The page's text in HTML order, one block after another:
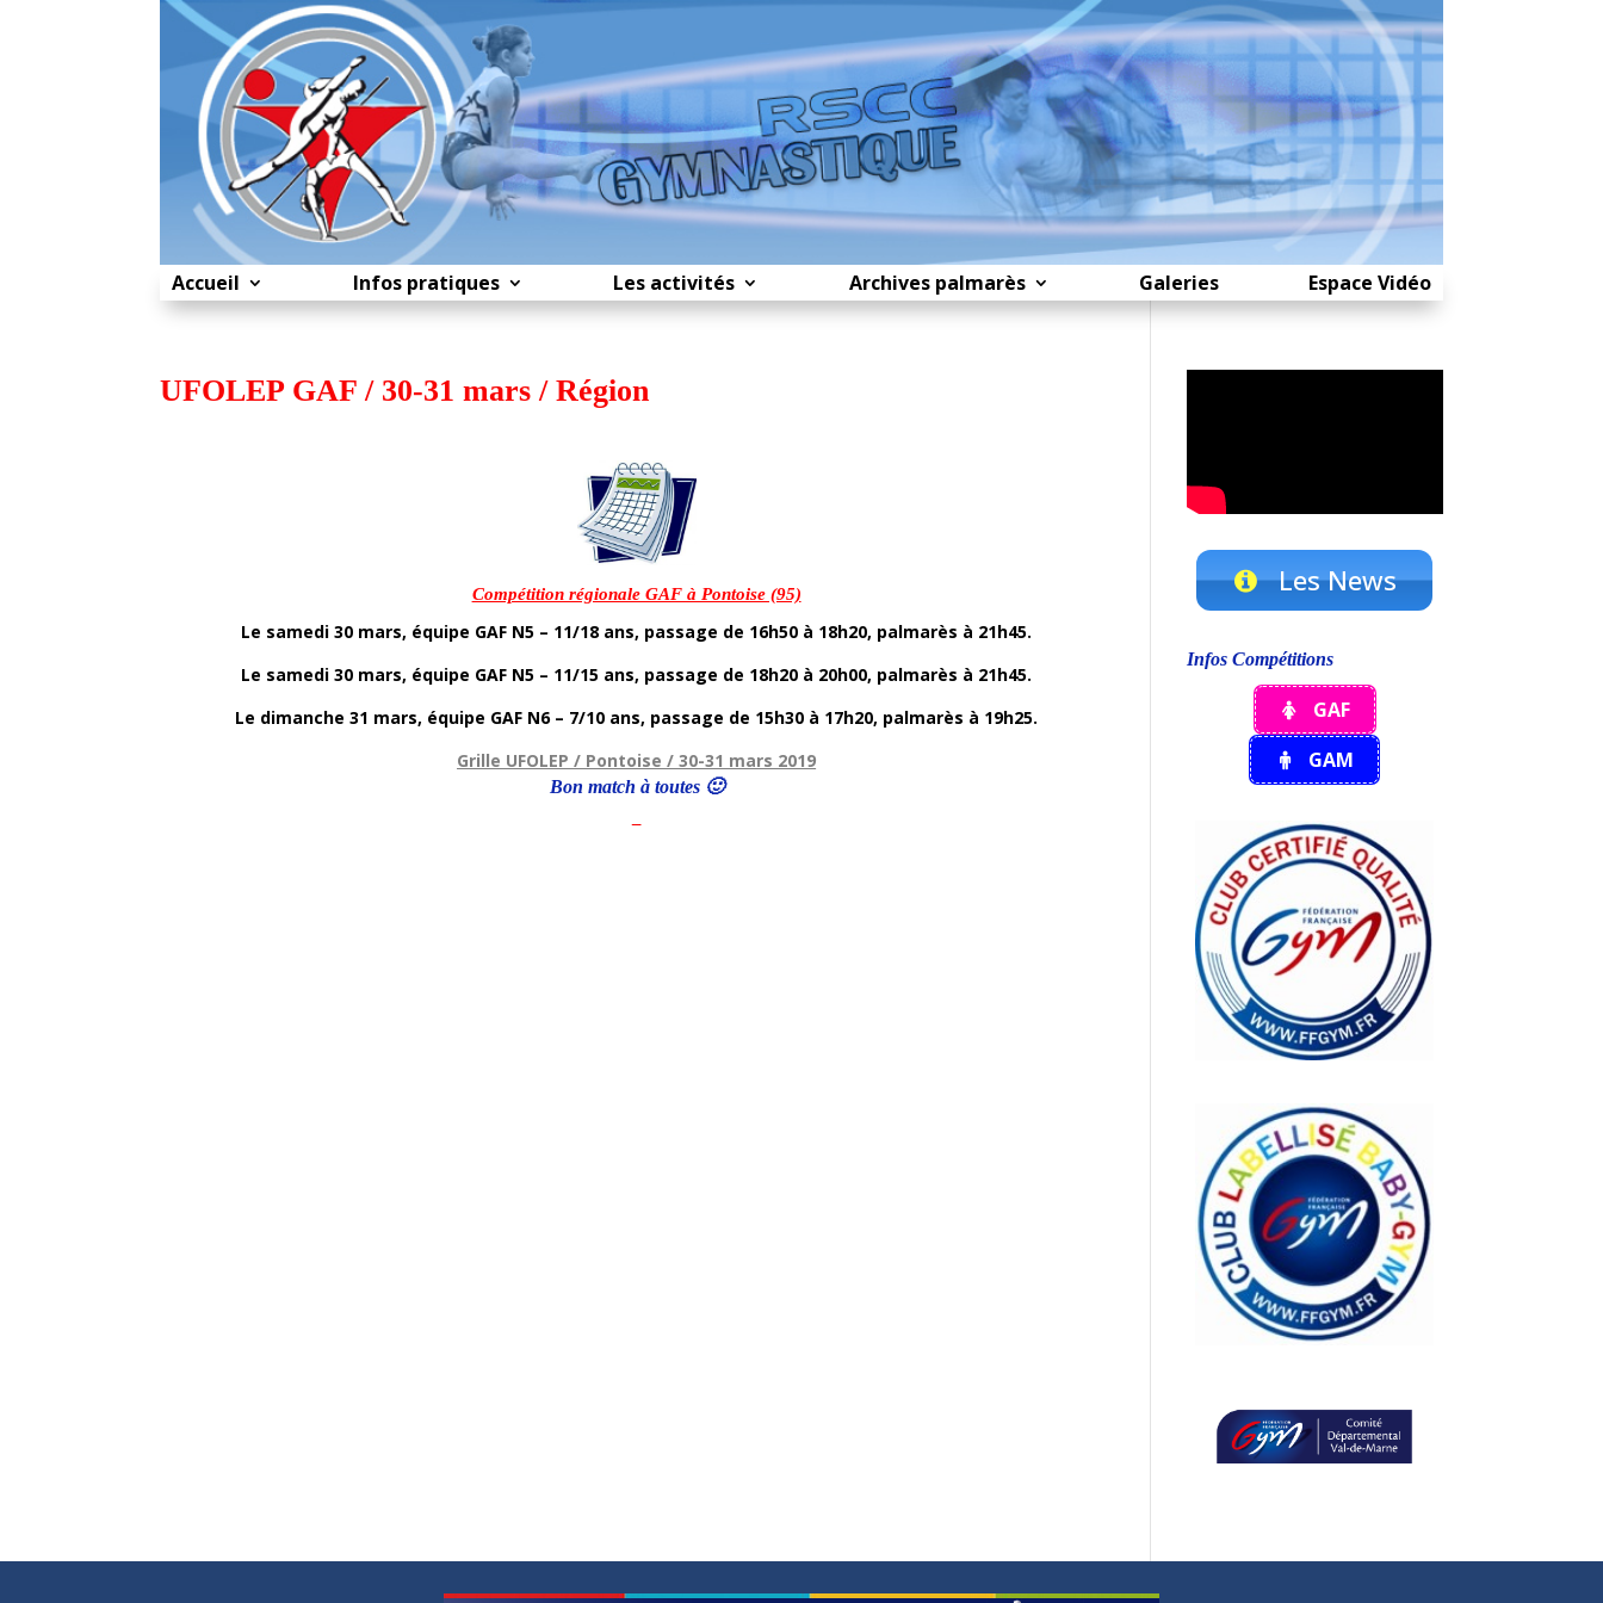
Accueil Infos pratiques Les activités Archives palmarès Galeries Espace Vidéo
UFOLEP GAF / 30-31 mars / Région
Compétition régionale GAF à Pontoise (95)
Le samedi 30 mars, équipe GAF N5 – 11/18 ans, passage de 16h50 à 18h20, palmarès à 21h45.
Le samedi 30 mars, équipe GAF N5 – 11/15 ans, passage de 18h20 à 20h00, palmarès à 21h45.
Le dimanche 31 mars, équipe GAF N6 – 7/10 ans, passage de 15h30 à 17h20, palmarès à 19h25.
Grille UFOLEP / Pontoise / 30-31 mars 2019
Bon match à toutes 🙂
–
Les News
Infos Compétitions
GAF
GAM